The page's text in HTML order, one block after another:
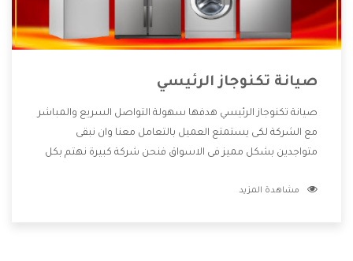
صيانة تكنوجاز الرئيسي
صيانة تكنوجاز الرئيسي هدفها سهولة التواصل السريع والمباشر
مع الشركة لكى يستمتع العميل بالتعامل معنا وان نبقى
متواجدين بشكل مميز فى الاسواق فنحن شركة كبيرة نهتم بكل
الشركة بها والتى تكون منها خدمة الصيانة التى تكون من أهم
مشاهدة المزيد